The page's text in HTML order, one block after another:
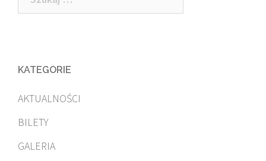
KATEGORIE
AKTUALNOŚCI
BILETY
GALERIA